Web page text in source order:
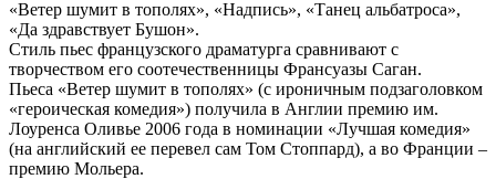
«Ветер шумит в тополях», «Надпись», «Танец альбатроса»,
«Да здравствует Бушон».
Стиль пьес французского драматурга сравнивают с
творчеством его соотечественницы Франсуазы Саган.
Пьеса «Ветер шумит в тополях» (с ироничным подзаголовком
«героическая комедия») получила в Англии премию им.
Лоуренса Оливье 2006 года в номинации «Лучшая комедия»
(на английский ее перевел сам Том Стоппард), а во Франции –
премию Мольера.